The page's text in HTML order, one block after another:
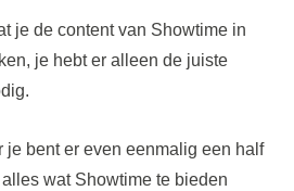
je de content van Showtime in
je hebt er alleen de juiste
je bent er even eenmalig een half
wat Showtime te bieden